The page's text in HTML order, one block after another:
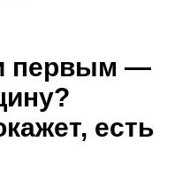
первым —
есть